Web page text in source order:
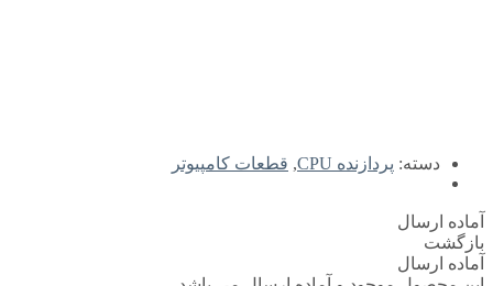
دسته: پردازنده CPU , قطعات کامپیوتر
آماده ارسال
بازگشت
آماده ارسال